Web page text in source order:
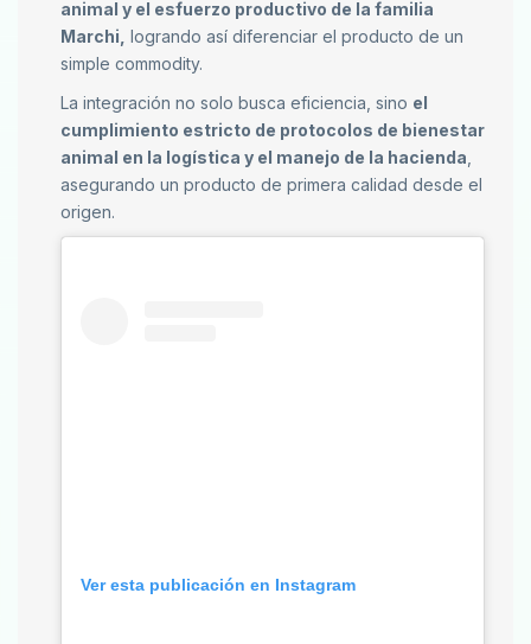
animal y el esfuerzo productivo de la familia
Marchi, logrando así diferenciar el producto de un
simple commodity.
La integración no solo busca eficiencia, sino el
cumplimiento estricto de protocolos de bienestar
animal en la logística y el manejo de la hacienda
asegurando un producto de primera calidad desde el
origen.
Ver esta publicación en Instagram